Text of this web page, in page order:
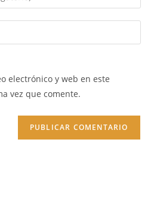
electrónico y web en este
vez que comente.